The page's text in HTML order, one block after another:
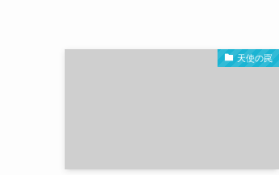
天使の罠